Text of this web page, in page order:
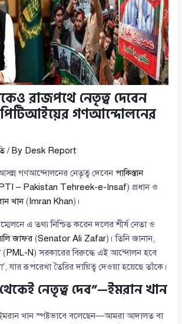
রাজপথে নেতৃত্ব দেবেন
গণআন্দোলনের
/ By Desk Report
আসন্ন গণআন্দোলনের নেতৃত্ব দেবেন পাকিস্তান
PTI – Pakistan Tehreek-e-Insaf) প্রধান ও
খান( Imran Khan)।
এ তথ্য নিশ্চিত করেন দলের শীর্ষ নেতা ও
জাফর (Senator Ali Zafar)। তিনি জানান,
( PML-N) সরকারের বিরুদ্ধে এই আন্দোলন হবে
যার রূপরেখা তৈরির দায়িত্ব দেওয়া হয়েছে তাঁকে।
নেতৃত্ব দেব”—ইমরান খান
খান স্পষ্টভাবে বলেছেন—আমরা আদালত বা